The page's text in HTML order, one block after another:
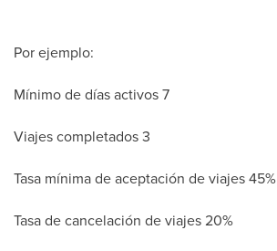
Por ejemplo:
Mínimo de días activos 7
Viajes completados 3
Tasa mínima de aceptación de viajes 45%
Tasa de cancelación de viajes 20%